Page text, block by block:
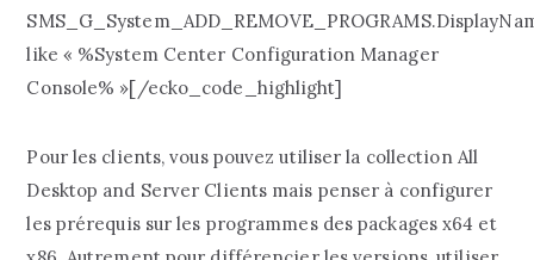
like « %System Center Configuration Manager
Console% »[/ecko_code_highlight]
Pour les clients, vous pouvez utiliser la collection All
Desktop and Server Clients mais penser à configurer
les prérequis sur les programmes des packages x64 et